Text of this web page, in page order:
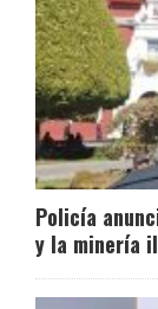
Policía
y la minería